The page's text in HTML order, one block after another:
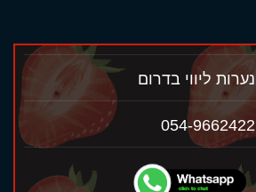
נערות ליווי בדרום
054-9662422